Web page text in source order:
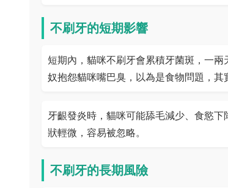
不刷牙的短期影響
短期內，貓咪不刷牙會累積牙菌斑，一
奴抱怨貓咪嘴巴臭，以為是食物問題，其
牙齦發炎時，貓咪可能舔毛減少、食慾
狀輕微，容易被忽略。
不刷牙的長期風險